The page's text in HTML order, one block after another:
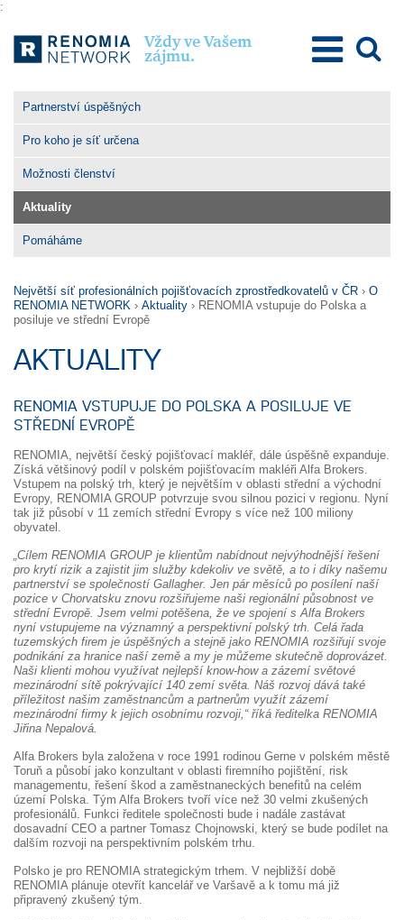
:
Vždy ve Vašem
zájmu.
Partnerství úspěšných
Pro koho je síť určena
Možnosti členství
Aktuality
Pomáháme
Největší síť profesionálních pojišťovacích zprostředkovatelů v ČR › O
RENOMIA NETWORK › Aktuality › RENOMIA vstupuje do Polska a
posiluje ve střední Evropě
AKTUALITY
RENOMIA VSTUPUJE DO POLSKA A POSILUJE VE
STŘEDNÍ EVROPĚ
RENOMIA, největší český pojišťovací makléř, dále úspěšně expanduje.
Získá většinový podíl v polském pojišťovacím makléři Alfa Brokers.
Vstupem na polský trh, který je největším v oblasti střední a východní
Evropy, RENOMIA GROUP potvrzuje svou silnou pozici v regionu. Nyní
tak již působí v 11 zemích střední Evropy s více než 100 miliony
obyvatel.
„Cílem RENOMIA GROUP je klientům nabídnout nejvýhodnější řešení
pro krytí rizik a zajistit jim služby kdekoliv ve světě, a to i díky našemu
partnerství se společností Gallagher. Jen pár měsíců po posílení naší
pozice v Chorvatsku znovu rozšiřujeme naši regionální působnost ve
střední Evropě. Jsem velmi potěšena, že ve spojení s Alfa Brokers
nyní vstupujeme na významný a perspektivní polský trh. Celá řada
tuzemských firem je úspěšných a stejně jako RENOMIA rozšiřují svoje
podnikání za hranice naší země a my je můžeme skutečně doprovázet.
Naši klienti mohou využívat nejlepší know-how a zázemí světové
mezinárodní sítě pokrývající 140 zemí světa. Náš rozvoj dává také
příležitost našim zaměstnancům a partnerům využít zázemí
mezinárodní firmy k jejich osobnímu rozvoji,“ říká ředitelka RENOMIA
Jiřina Nepalová.
Alfa Brokers byla založena v roce 1991 rodinou Gerne v polském městě
Toruň a působí jako konzultant v oblasti firemního pojištění, risk
managementu, řešení škod a zaměstnaneckých benefitů na celém
území Polska. Tým Alfa Brokers tvoří více než 30 velmi zkušených
profesionálů. Funkci ředitele společnosti bude i nadále zastávat
dosavadní CEO a partner Tomasz Chojnowski, který se bude podílet na
dalším rozvoji na perspektivním polském trhu.
Polsko je pro RENOMIA strategickým trhem. V nejbližší době
RENOMIA plánuje otevřít kancelář ve Varšavě a k tomu má již
připravený zkušený tým.